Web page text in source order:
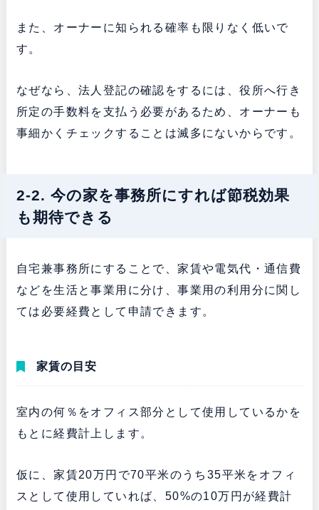
また、オーナーに知られる確率も限りなく低いで
す。
なぜなら、法人登記の確認をするには、役所へ行き
所定の手数料を支払う必要があるため、オーナーも
事細かくチェックすることは滅多にないからです。
2-2. 今の家を事務所にすれば節税効果
も期待できる
自宅兼事務所にすることで、家賃や電気代・通信費
などを生活と事業用に分け、事業用の利用分に関し
ては必要経費として申請できます。
家賃の目安
室内の何％をオフィス部分として使用しているかを
もとに経費計上します。
仮に、家賃20万円で70平米のうち35平米をオフィ
スとして使用していれば、50%の10万円が経費計